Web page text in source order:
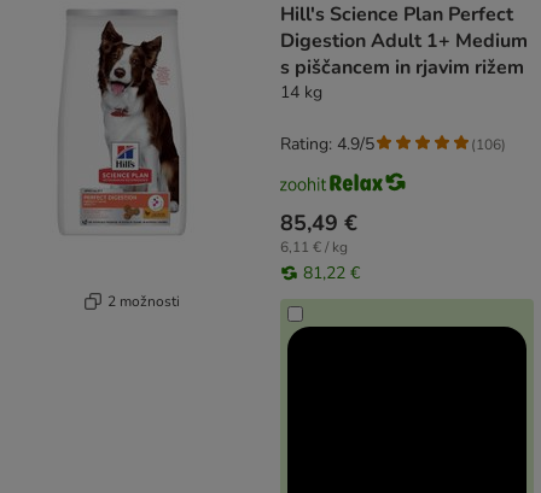
2 možnosti
Hill's Science Plan Perfect
Digestion Adult 1+ Medium
s piščancem in rjavim rižem
14 kg
85,49 €
6,11 € / kg
81,22 €
Rating: 4.9/5 (106)